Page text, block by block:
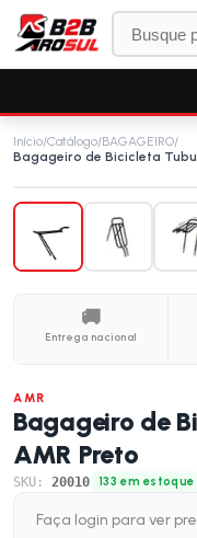
Início/Catálogo/BAGAGEIRO/
Bagageiro de Bicicleta
🚚
Entrega nacional
AMR
Bagageiro de
AMR Preto
SKU: 20010 133 em estoque
Faça login para ver